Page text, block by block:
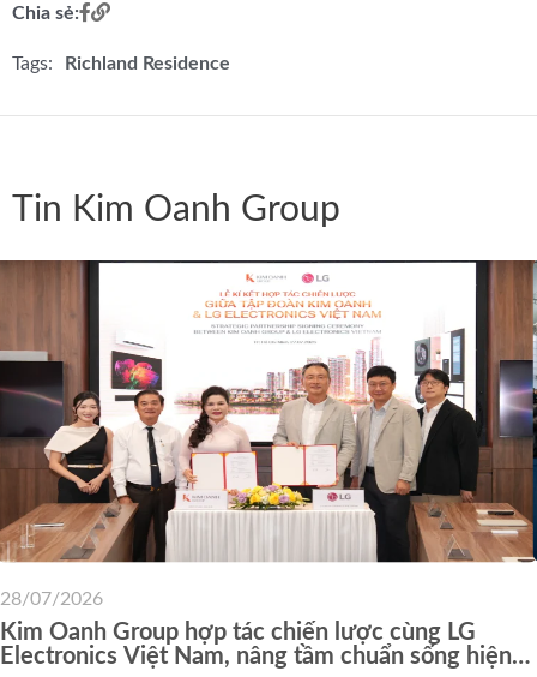
Chia sẻ:
Tags: Richland Residence
Tin Kim Oanh Group
Kim Oanh Group hợp tác chiến lược cùng LG
Electronics Việt Nam, nâng tầm chuẩn sống hiện
28/07/2026